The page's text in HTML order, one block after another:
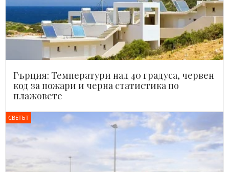
Гърция: Температури над 40 градуса, червен
код за пожари и черна статистика по
плажовете
СВЕТЪТ